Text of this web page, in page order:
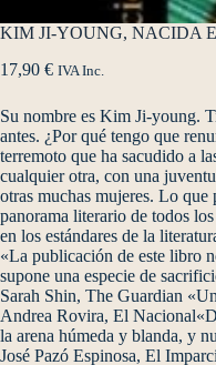
KIM JI-YOUNG, NACIDA
17,90 € IVA Inc.
Su nombre es Kim Ji-young.
antes. ¿Por qué tengo que
terremoto que ha sacudido a
cualquier otra, con una
otras muchas mujeres. Lo que
panorama literario de todos
en los estándares de la
«La publicación de este libro
supone una especie de
Sarah Shin, The Guardian
Andrea Rovira, El
la arena húmeda y blanda, y
José Pazó Espinosa, El